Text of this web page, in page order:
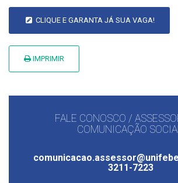
CLIQUE E GARANTA JÁ SUA VAGA!
IMPRIMIR
FALE CONOSCO /
COMUNICAÇÃO
3211-7223